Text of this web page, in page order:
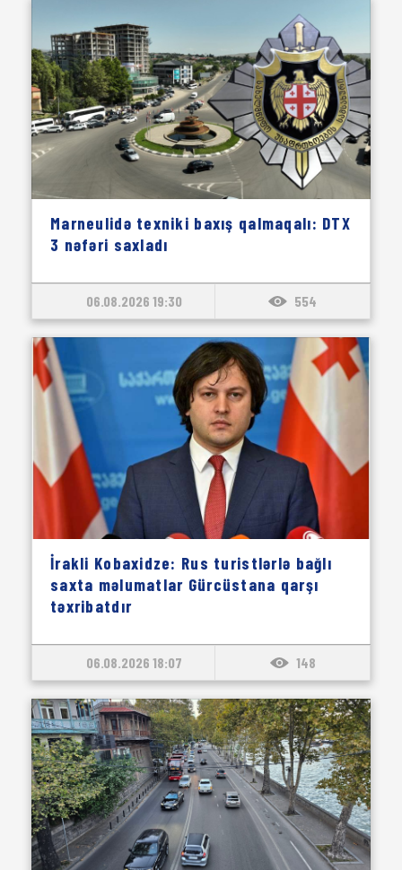
Marneulidə texniki baxış qalmaqalı: DTX
3 nəfəri saxladı
06.08.2026 19:30 554
İrakli Kobaxidze: Rus turistlərlə bağlı
saxta məlumatlar Gürcüstana qarşı
təxribatdır
06.08.2026 18:07 148